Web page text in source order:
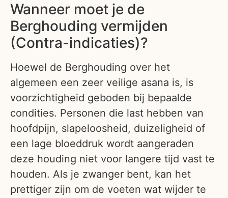
Wanneer moet je de
Berghouding vermijden
(Contra-indicaties)?
Hoewel de Berghouding over het
algemeen een zeer veilige asana is, is
voorzichtigheid geboden bij bepaalde
condities. Personen die last hebben van
hoofdpijn, slapeloosheid, duizeligheid of
een lage bloeddruk wordt aangeraden
deze houding niet voor langere tijd vast te
houden. Als je zwanger bent, kan het
prettiger zijn om de voeten wat wijder te